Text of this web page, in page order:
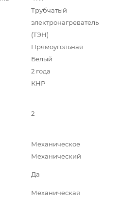
Трубчатый
электронагреватель
(ТЭН)
Прямоугольная
Белый
2 года
КНР
2
Механическое
Механический
Да
Механическая